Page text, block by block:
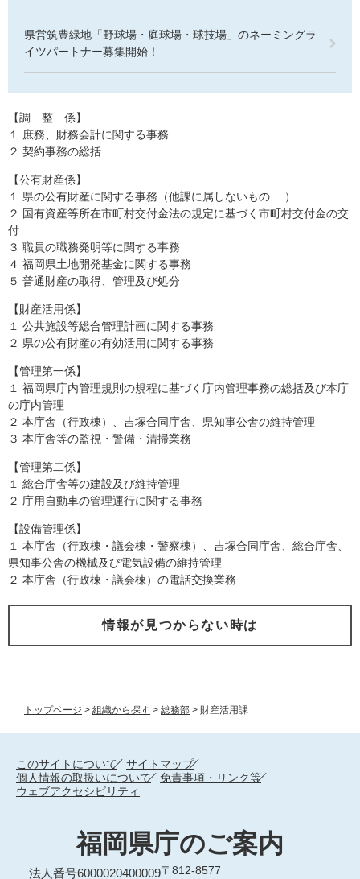
トップページ > 組織から探す > 総務部 > 財産活用課
県営筑豊緑地「野球場・庭球場・球技場」のネーミングラ
イツパートナー募集開始！
【調 整 係】
１ 庶務、財務会計に関する事務
２ 契約事務の総括
【公有財産係】
１ 県の公有財産に関する事務（他課に属しないもの ）
２ 国有資産等所在市町村交付金法の規定に基づく市町村交付金の交
付
３ 職員の職務発明等に関する事務
４ 福岡県土地開発基金に関する事務
５ 普通財産の取得、管理及び処分
【財産活用係】
１ 公共施設等総合管理計画に関する事務
２ 県の公有財産の有効活用に関する事務
【管理第一係】
１ 福岡県庁内管理規則の規程に基づく庁内管理事務の総括及び本庁
の庁内管理
２ 本庁舎（行政棟）、吉塚合同庁舎、県知事公舎の維持管理
３ 本庁舎等の監視・警備・清掃業務
【管理第二係】
１ 総合庁舎等の建設及び維持管理
２ 庁用自動車の管理運行に関する事務
【設備管理係】
１ 本庁舎（行政棟・議会棟・警察棟）、吉塚合同庁舎、総合庁舎、
県知事公舎の機械及び電気設備の維持管理
２ 本庁舎（行政棟・議会棟）の電話交換業務
情報が見つからない時は
このサイトについて
サイトマップ
個人情報の取扱いについて
免責事項・リンク等
ウェブアクセシビリティ
福岡県庁のご案内
法人番号6000020400009〒812-8577